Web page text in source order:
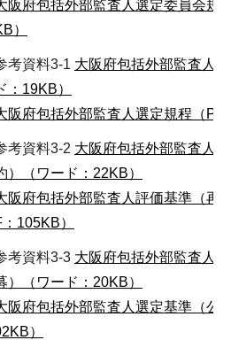
阪府包括外部監査人選定委員会規
）
考資料3-1 大阪府包括外部監査人
：19KB）
阪府包括外部監査人選定規程（
考資料3-2 大阪府包括外部監査人
）（ワード：22KB）
阪府包括外部監査人評価基準（再
：105KB）
考資料3-3 大阪府包括外部監査人
）（ワード：20KB）
阪府包括外部監査人選定基準（公
）